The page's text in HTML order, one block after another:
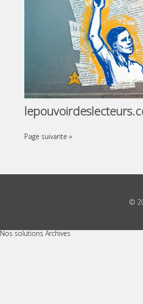
Page suivante »
©
Nos solutions Archives